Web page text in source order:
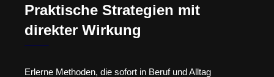
Praktische Strategien mit
direkter Wirkung
Erlerne Methoden, die sofort in Beruf und Alltag